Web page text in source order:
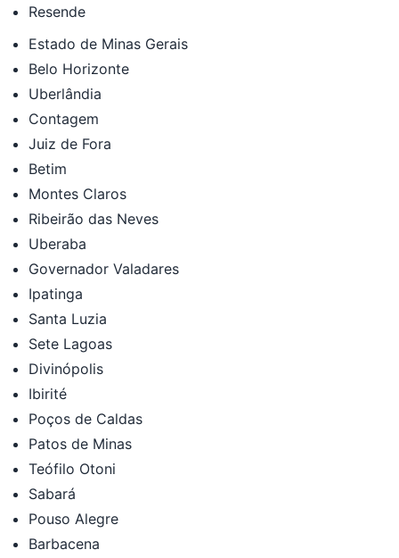
Resende
Estado de Minas Gerais
Belo Horizonte
Uberlândia
Contagem
Juiz de Fora
Betim
Montes Claros
Ribeirão das Neves
Uberaba
Governador Valadares
Ipatinga
Santa Luzia
Sete Lagoas
Divinópolis
Ibirité
Poços de Caldas
Patos de Minas
Teófilo Otoni
Sabará
Pouso Alegre
Barbacena